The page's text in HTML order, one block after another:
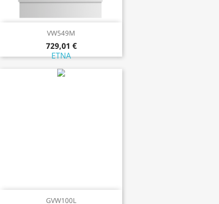
VW549M
729,01 €
ETNA
GVW100L